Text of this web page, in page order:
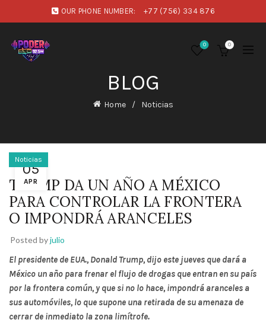
OUR PHONE NUMBER: +77 (756) 334 876
0 0
BLOG
Home Noticias
05
APR
Noticias
TRUMP DA UN AÑO A MÉXICO
PARA CONTROLAR LA FRONTERA
O IMPONDRÁ ARANCELES
Posted byjulio
El presidente de EUA., Donald Trump, dijo este jueves que dará a
México un año para frenar el flujo de drogas que entran en su país
por la frontera común, y que si no lo hace, impondrá aranceles a
sus automóviles, lo que supone una retirada de su amenaza de
cerrar de inmediato la zona limítrofe.